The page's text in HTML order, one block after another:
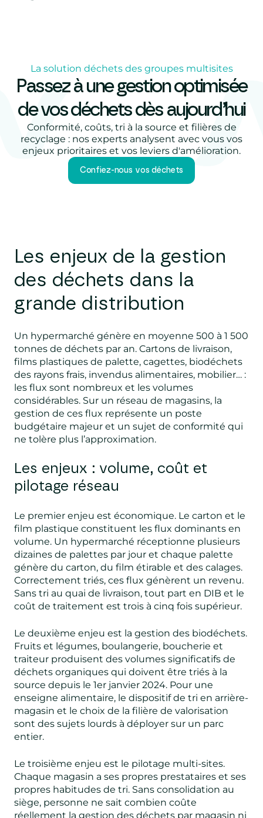
La solution déchets des groupes multisites
Passez à une gestion optimisée
de vos déchets dès aujourd’hui
Conformité, coûts, tri à la source et filières de
recyclage : nos experts analysent avec vous vos
enjeux prioritaires et vos leviers d'amélioration.
Confiez-nous vos déchets
Les enjeux de la gestion
des déchets dans la
grande distribution
Un hypermarché génère en moyenne 500 à 1 500
tonnes de déchets par an. Cartons de livraison,
films plastiques de palette, cagettes, biodéchets
des rayons frais, invendus alimentaires, mobilier… :
les flux sont nombreux et les volumes
considérables. Sur un réseau de magasins, la
gestion de ces flux représente un poste
budgétaire majeur et un sujet de conformité qui
ne tolère plus l’approximation.
Les enjeux : volume, coût et
pilotage réseau
Le premier enjeu est économique. Le carton et le
film plastique constituent les flux dominants en
volume. Un hypermarché réceptionne plusieurs
dizaines de palettes par jour et chaque palette
génère du carton, du film étirable et des calages.
Correctement triés, ces flux génèrent un revenu.
Sans tri au quai de livraison, tout part en DIB et le
coût de traitement est trois à cinq fois supérieur.
Le deuxième enjeu est la gestion des biodéchets.
Fruits et légumes, boulangerie, boucherie et
traiteur produisent des volumes significatifs de
déchets organiques qui doivent être triés à la
source depuis le 1er janvier 2024. Pour une
enseigne alimentaire, le dispositif de tri en arrière-
magasin et le choix de la filière de valorisation
sont des sujets lourds à déployer sur un parc
entier.
Le troisième enjeu est le pilotage multi-sites.
Chaque magasin a ses propres prestataires et ses
propres habitudes de tri. Sans consolidation au
siège, personne ne sait combien coûte
réellement la gestion des déchets par magasin ni